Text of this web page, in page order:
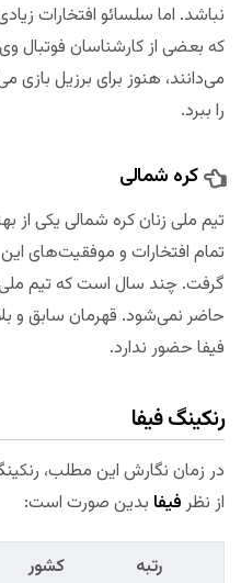
نباشد. اما سلسائو افتخارات
که بعضی از کارشناسان فوتبال
می‌دانند، هنوز برای برزیل
را ببرد.
کره شمالی
تیم ملی زنان کره شمالی یکی از
تمام افتخارات و موفقیت‌های این
گرفت. چند سال است که تیم ملی
حاضر نمی‌شود. قهرمان سابق و
فیفا حضور ندارد.
رنکینگ فیفا
در زمان نگارش این مطلب،
از نظرفیفا بدین صورت است:
رتبه
کشور